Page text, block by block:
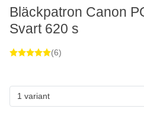
1 variant
Bläckpatron Canon
Svart 620 s
(6)